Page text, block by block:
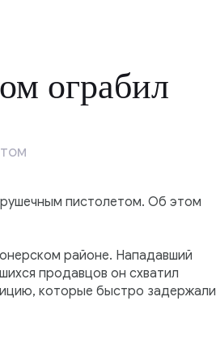
ограбил
пистолетом. Об этом
районе. Нападавший
продавцов он схватил
которые быстро задержали